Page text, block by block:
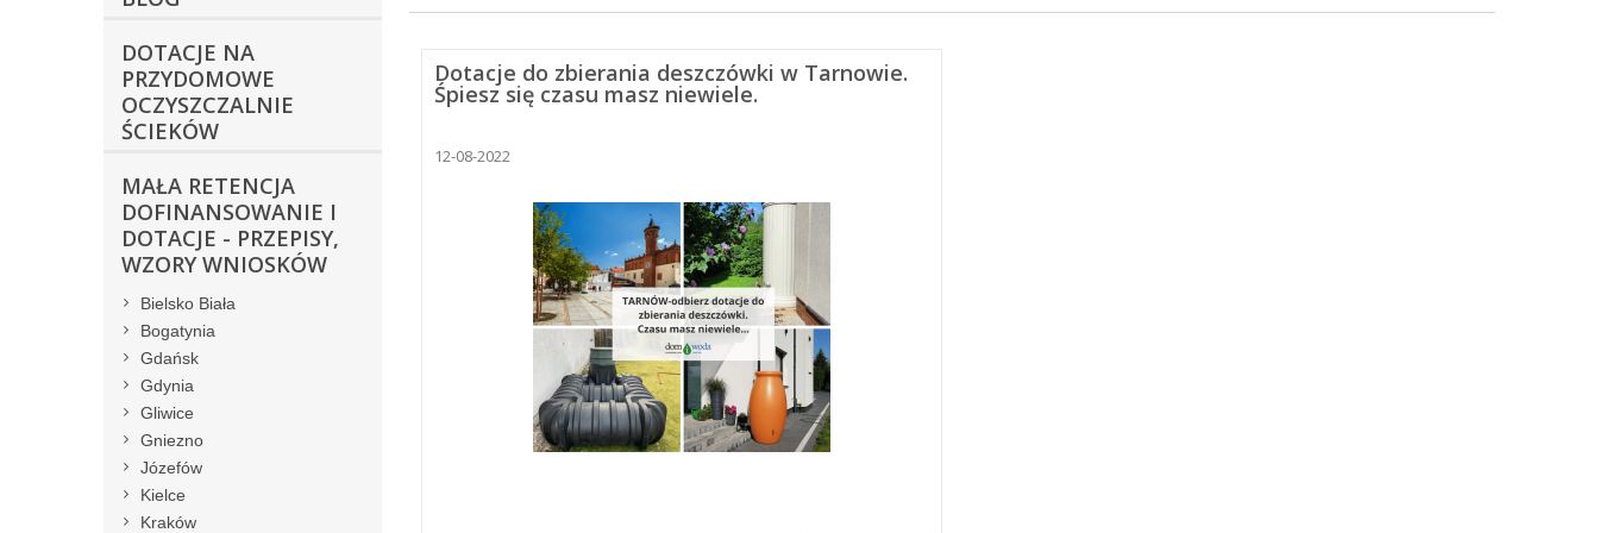
DOTACJE NA
PRZYDOMOWE
OCZYSZCZALNIE
ŚCIEKÓW
MAŁA RETENCJA
DOFINANSOWANIE I
DOTACJE - PRZEPISY,
WZORY WNIOSKÓW
Bielsko Biała
Bogatynia
Gdańsk
Gdynia
Gliwice
Gniezno
Józefów
Kielce
Kraków
Dotacje do zbierania deszczówki w Tarnowie.
Śpiesz się czasu masz niewiele.
12-08-2022